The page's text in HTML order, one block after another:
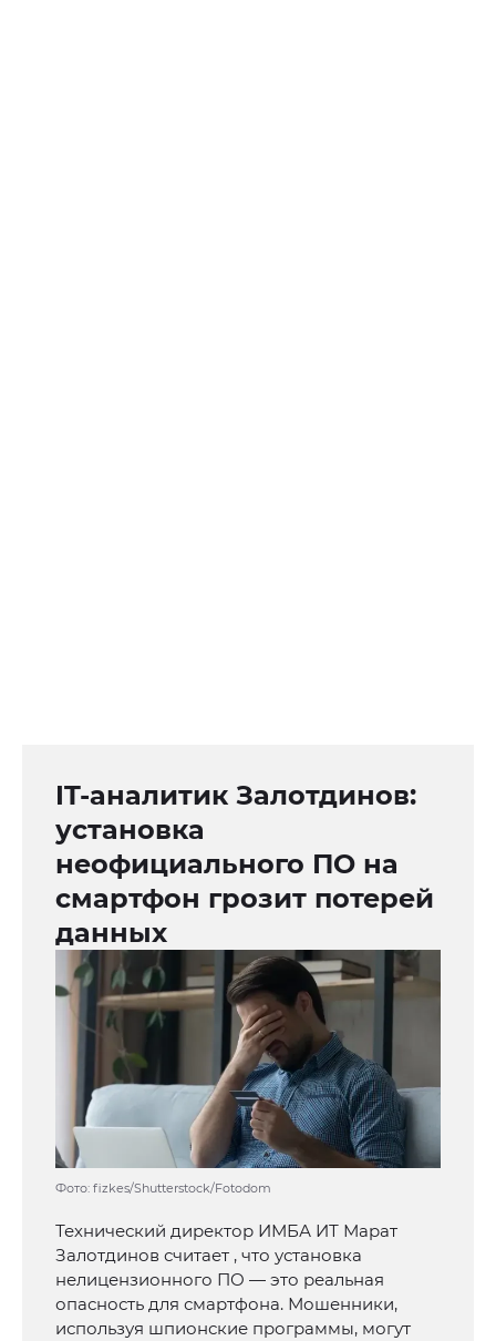
IT-аналитик Залотдинов:
установка
неофициального ПО на
смартфон грозит потерей
данных
Фото: fizkes/Shutterstock/Fotodom
Технический директор ИМБА ИТ Марат
Залотдинов считает , что установка
нелицензионного ПО — это реальная
опасность для смартфона. Мошенники,
используя шпионские программы, могут